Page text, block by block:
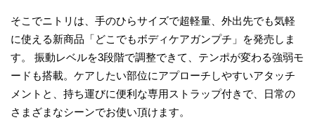
そこでニトリは、手のひらサイズで超軽量、外出先でも気軽
に使える新商品「どこでもボディケアガンプチ」を発売しま
す。 振動レベルを3段階で調整できて、テンポが変わる強弱モ
ードも搭載。ケアしたい部位にアプローチしやすいアタッチ
メントと、持ち運びに便利な専用ストラップ付きで、日常の
さまざまなシーンでお使い頂けます。